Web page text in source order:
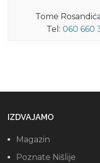
Tome
Tel: 060 660
IZDVAJAMO
Magazin
Poznate Nišlije